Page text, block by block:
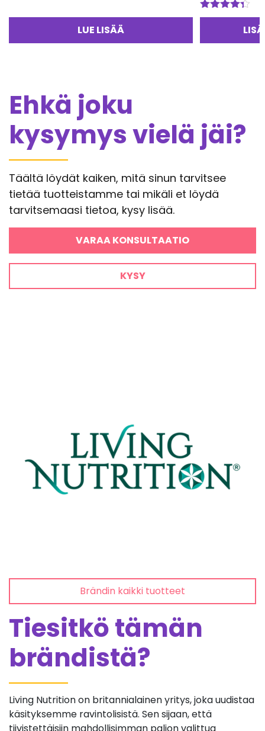
LUE LISÄÄ
Arvostelu
Ehkä joku
kysymys vielä jäi?
Täältä löydät kaiken, mitä sinun tarvitsee
tietää tuotteistamme tai mikäli et löydä
tarvitsemaasi tietoa, kysy lisää.
VARAA KONSULTAATIO
KYSY
Brändin kaikki tuotteet
Tiesitkö tämän
brändistä?
Living Nutrition on britannialainen yritys, joka uudistaa
käsityksemme ravintolisistä. Sen sijaan, että